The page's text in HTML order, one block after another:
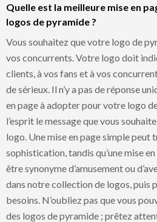
Quelle est la meilleure mise en
logos de pyramide ?
Vous souhaitez que votre logo de
vos concurrents. Votre logo doit
clients, à vos fans et à vos
de sérieux. Il n’y a pas de réponse
en page à adopter pour votre logo
l’esprit le message que vous
logo. Une mise en page simple peut
sophistication, tandis qu’une mise
être synonyme d’amusement ou
dans notre collection de logos, puis
besoins. N’oubliez pas que vous
des logos de pyramide ; prêtez